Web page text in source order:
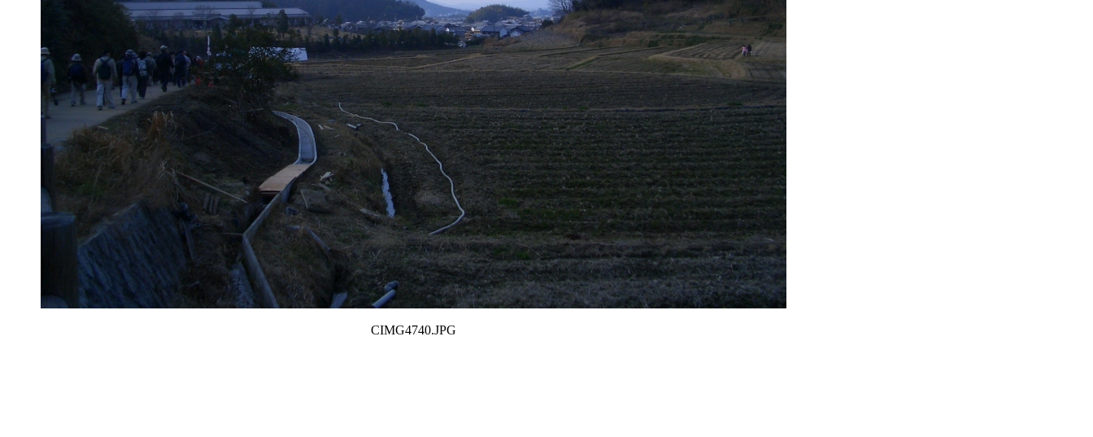
CIMG4740.JPG